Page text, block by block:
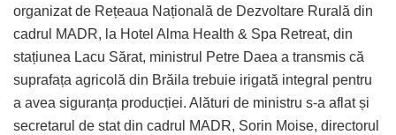
organizat de Rețeaua Națională de Dezvoltare Rurală din
cadrul MADR, la Hotel Alma Health & Spa Retreat, din
stațiunea Lacu Sărat, ministrul Petre Daea a transmis că
suprafața agricolă din Brăila trebuie irigată integral pentru
a avea siguranța producției. Alături de ministru s-a aflat și
secretarul de stat din cadrul MADR, Sorin Moise, directorul